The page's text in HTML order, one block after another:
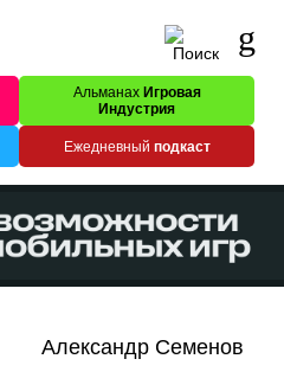
Альманах Игровая
Индустрия
Ежедневный подкаст
Александр Семенов